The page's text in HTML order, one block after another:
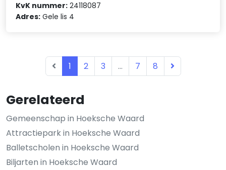
Gerelateerd
Gemeenschap in Hoeksche Waard
Attractiepark in Hoeksche Waard
Balletscholen in Hoeksche Waard
Biljarten in Hoeksche Waard
KvK nummer: 24118087
Adres: Gele lis 4
1 2 3 ... 7 8